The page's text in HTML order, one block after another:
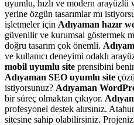
uyumlu, hızlı ve modern
yerine özgün tasarımlar mı
işletmeler için Adıyaman hazır
güvenilir ve kurumsal göstermek
doğru tasarım çok önemli.
ve kullanıcı deneyimi odaklı
mobil uyumlu site prensibini
Adıyaman SEO uyumlu site
istiyorsunuz? Adıyaman
bir süreç olmaktan çıkıyor.
profesyonel destek alırsınız.
sitesine sahip olabilirsiniz.